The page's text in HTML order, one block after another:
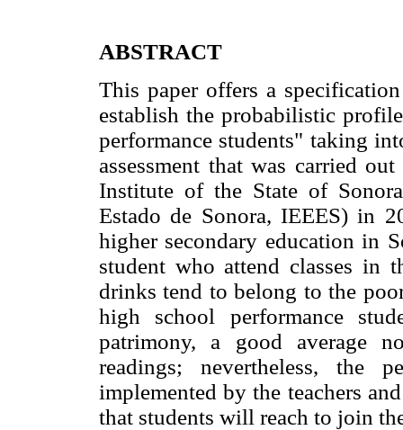
ABSTRACT
This paper offers a
establish the probabilistic
performance students" taking
assessment that was carried
Institute of the State of
Estado de Sonora, IEEES) in
higher secondary education in
student who attend classes in
drinks tend to belong to the
high school performance
patrimony, a good average
readings; nevertheless, the
implemented by the teachers
that students will reach to join